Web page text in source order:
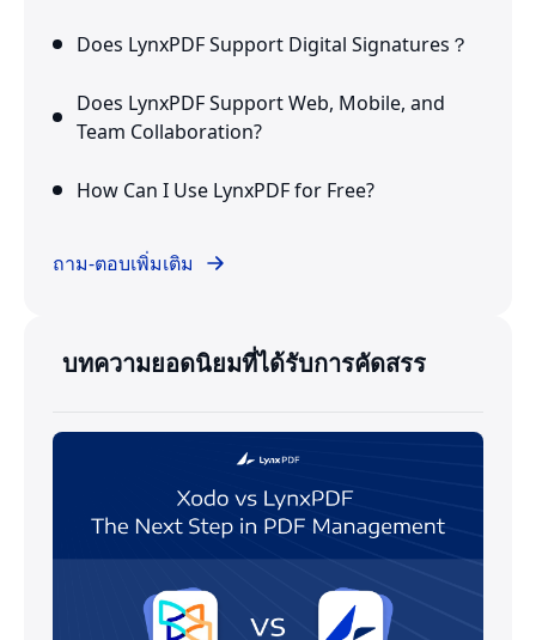
Does LynxPDF Support Digital Signatures？
Does LynxPDF Support Web, Mobile, and
Team Collaboration?
How Can I Use LynxPDF for Free?
ถาม-ตอบเพิ่มเติม
บทความยอดนิยมที่ได้รับการคัดสรร